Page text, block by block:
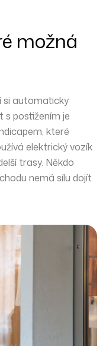
možná
si automaticky
s postižením je
které
elektrický vozík
trasy. Někdo
nemá sílu dojít